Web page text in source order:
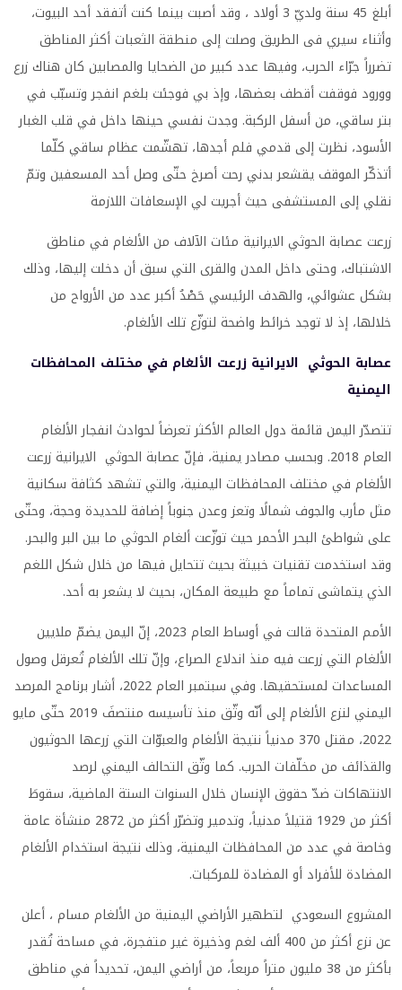
أبلغ 45 سنة ولديّ 3 أولاد ، وقد أصبت بينما كنت أتفقد أحد البيوت،
وأثناء سيري فى الطريق وصلت إلى منطقة الثعبات أكثر المناطق
تضرراً جرّاء الحرب، وفيها عدد كبير من الضحايا والمصابين كان هناك زرع
وورود فوقفت أقطف بعضها، وإذ بي فوجئت بلغم انفجر وتسبّب في
بتر ساقي، من أسفل الركبة. وجدت نفسي حينها داخل في قلب الغبار
الأسود، نظرت إلى قدمي فلم أجدها، تهشّمت عظام ساقي كلّما
أتذكّر الموقف يقشعر بدني رحت أصرخ حتّى وصل أحد المسعفين وتمّ
نقلي إلى المستشفى حيث أجريت لي الإسعافات اللازمة
زرعت عصابة الحوثي الايرانية مئات الآلاف من الألغام في مناطق
الاشتباك، وحتى داخل المدن والقرى التي سبق أن دخلت إليها، وذلك
بشكل عشوائي، والهدف الرئيسي حَصْدُ أكبر عدد من الأرواح من
خلالها، إذ لا توجد خرائط واضحة لتوزّع تلك الألغام.
عصابة الحوثي الايرانية زرعت الألغام في مختلف المحافظات
اليمنية
تتصدّر اليمن قائمة دول العالم الأكثر تعرضاً لحوادث انفجار الألغام
العام 2018. وبحسب مصادر يمنية، فإنّ عصابة الحوثي الايرانية زرعت
الألغام في مختلف المحافظات اليمنية، والتي تشهد كثافة سكانية
مثل مأرب والجوف شمالًا وتعز وعدن جنوباً إضافة للحديدة وحجة، وحتّى
على شواطئ البحر الأحمر حيث توزّعت ألغام الحوثي ما بين البر والبحر.
وقد استخدمت تقنيات خبيثة بحيث تتحايل فيها من خلال شكل اللغم
الذي يتماشى تماماً مع طبيعة المكان، بحيث لا يشعر به أحد.
الأمم المتحدة قالت في أوساط العام 2023، إنّ اليمن يضمّ ملايين
الألغام التي زرعت فيه منذ اندلاع الصراع، وإنّ تلك الألغام تُعرقل وصول
المساعدات لمستحقيها. وفي سبتمبر العام 2022، أشار برنامج المرصد
اليمني لنزع الألغام إلى أنّه وثّق منذ تأسيسه منتصفَ 2019 حتّى مايو
2022، مقتل 370 مدنياً نتيجة الألغام والعبوّات التي زرعها الحوثيون
والقذائف من مخلّفات الحرب. كما وثّق التحالف اليمني لرصد
الانتهاكات ضدّ حقوق الإنسان خلال السنوات الستة الماضية، سقوطَ
أكثر من 1929 قتيلاً مدنياً، وتدمير وتضرّر أكثر من 2872 منشأة عامة
وخاصة في عدد من المحافظات اليمنية، وذلك نتيجة استخدام الألغام
المضادة للأفراد أو المضادة للمركبات.
المشروع السعودي لتطهير الأراضي اليمنية من الألغام مسام ، أعلن
عن نزع أكثر من 400 ألف لغم وذخيرة غير متفجرة، في مساحة تُقدر
بأكثر من 38 مليون متراً مربعاً، من أراضي اليمن، تحديداً في مناطق